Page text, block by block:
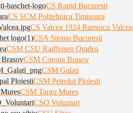
CS Rapid Bucuresti
CS SCM Politehnica Timisoara
CS Valcea 1924 Ramnicu Valcea
CSA Steaua Bucuresti
CSM CSU Raiffeisen Oradea
CSM Corona Brasov
CSM Galati
CSM Petrolul Ploiesti
CSM Targu Mures
CSO Voluntari